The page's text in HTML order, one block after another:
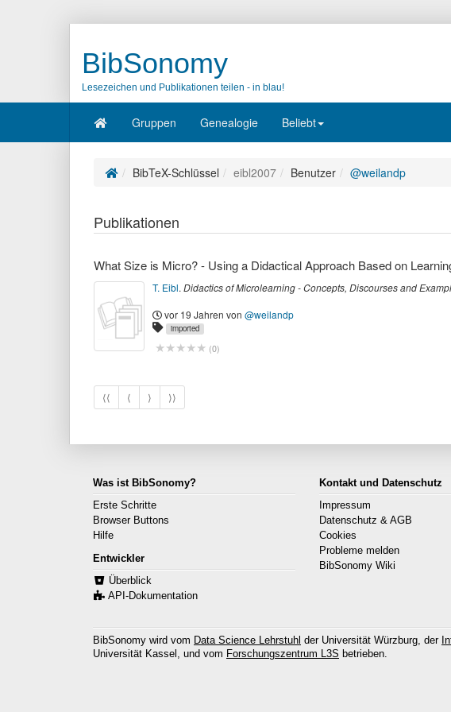
BibSonomy
Lesezeichen und Publikationen teilen - in blau!
Gruppen Genealogie Beliebt
BibTeX-Schlüssel eibl2007 Benutzer @weilandp
Publikationen
What Size is Micro? - Using a Didactical Approach Based on
T. Eibl. Didactics of Microlearning - Concepts, Discourses and
vor 19 Jahren von @weilandp
imported
(0)
⟨⟨ ⟨ ⟩ ⟩⟩
Was ist BibSonomy?
Erste Schritte
Browser Buttons
Hilfe
Entwickler
Überblick
API-Dokumentation
Kontakt und Datenschutz
Impressum
Datenschutz & AGB
Cookies
Probleme melden
BibSonomy Wiki
BibSonomy wird vom Data Science Lehrstuhl der Universität Würzburg, der
Universität Kassel, und vom Forschungszentrum L3S betrieben.